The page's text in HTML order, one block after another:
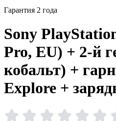
Гарантия 2 года
Sony
Pro, EU) + 2-й
кобальт) +
Explore +